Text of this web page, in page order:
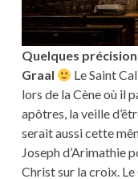
Quelques
Graal
Le Saint
lors de la Cène où il
apôtres, la veille
serait aussi cette
Joseph d’Arimathie
Christ sur la croix.